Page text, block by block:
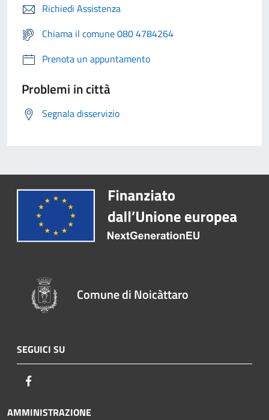
Richiedi Assistenza
Chiama il comune 080 4784264
Prenota un appuntamento
Problemi in città
Segnala disservizio
Comune di Noicàttaro
SEGUICI SU
AMMINISTRAZIONE